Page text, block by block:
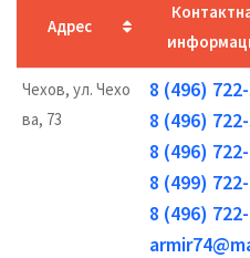
Адрес
Чехов, ул. Чехо
ва, 73
8 (496)
8 (496)
8 (496)
8 (499)
8 (496)